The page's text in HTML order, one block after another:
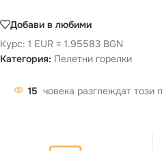
Добави в любими
Курс: 1 EUR = 1.95583 BGN
Категория: Пелетни горелки
15 човека разглеждат този